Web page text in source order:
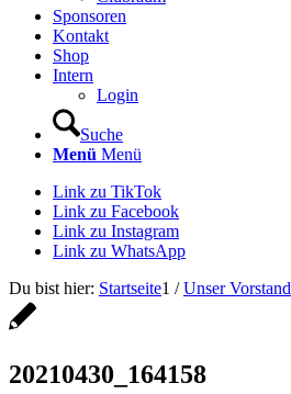
Sponsoren
Kontakt
Shop
Intern
Login
Suche
Menü Menü
Link zu TikTok
Link zu Facebook
Link zu Instagram
Link zu WhatsApp
Du bist hier: Startseite1 / Unser Vorstand
20210430_164158